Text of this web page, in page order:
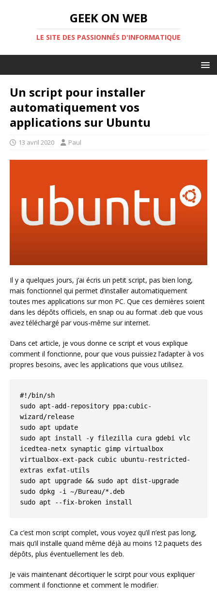
GEEK ON WEB
LE SITE DES PASSIONNÉS D'INFORMATIQUE
Un script pour installer
automatiquement vos
applications sur Ubuntu
13 avril 2020 Paul
Il y a quelques jours, j’ai écris un petit script, pas bien long,
mais fonctionnel qui permet d’installer automatiquement
toutes mes applications sur mon PC. Que ces dernières soient
dans les dépôts officiels, en snap ou au format .deb que vous
avez téléchargé par vous-même sur internet.
Dans cet article, je vous donne ce script et vous explique
comment il fonctionne, pour que vous puissiez l’adapter à vos
propres besoins, avec les applications que vous utilisez.
#!/bin/sh
sudo apt-add-repository ppa:cubic-
wizard/release
sudo apt update
sudo apt install -y filezilla cura gdebi vlc
icedtea-netx synaptic gimp virtualbox
virtualbox-ext-pack cubic ubuntu-restricted-
extras exfat-utils
sudo apt upgrade && sudo apt dist-upgrade
sudo dpkg -i ~/Bureau/*.deb
sudo apt --fix-broken install
Ca c’est mon script complet, vous voyez qu’il n’est pas long,
mais qu’il installe quand même déjà au moins 12 paquets des
dépôts, plus éventuellement les deb.
Je vais maintenant décortiquer le scirpt pour vous expliquer
comment il fonctionne et comment le modifier.